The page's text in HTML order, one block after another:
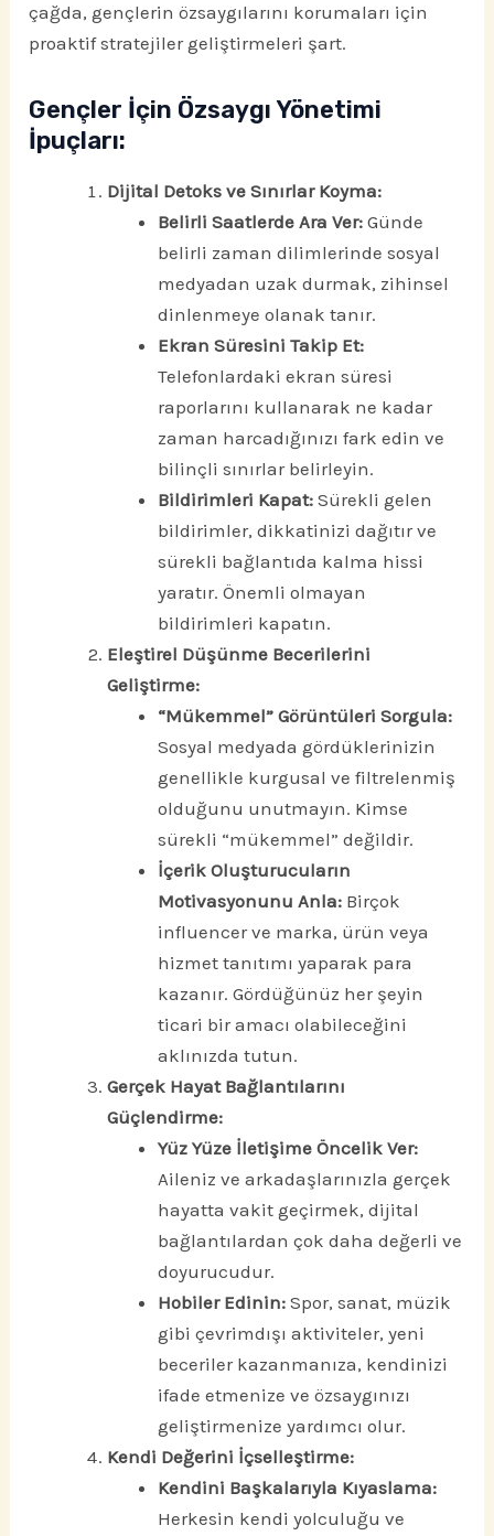
çağda, gençlerin özsaygılarını korumaları için
proaktif stratejiler geliştirmeleri şart.
Gençler İçin Özsaygı Yönetimi
İpuçları:
Dijital Detoks ve Sınırlar Koyma:
Belirli Saatlerde Ara Ver:Günde
belirli zaman dilimlerinde sosyal
medyadan uzak durmak, zihinsel
dinlenmeye olanak tanır.
Ekran Süresini Takip Et:
Telefonlardaki ekran süresi
raporlarını kullanarak ne kadar
zaman harcadığınızı fark edin ve
bilinçli sınırlar belirleyin.
Bildirimleri Kapat:Sürekli gelen
bildirimler, dikkatinizi dağıtır ve
sürekli bağlantıda kalma hissi
yaratır. Önemli olmayan
bildirimleri kapatın.
Eleştirel Düşünme Becerilerini
Geliştirme:
“Mükemmel” Görüntüleri Sorgula:
Sosyal medyada gördüklerinizin
genellikle kurgusal ve filtrelenmiş
olduğunu unutmayın. Kimse
sürekli “mükemmel” değildir.
İçerik Oluşturucuların
Motivasyonunu Anla:Birçok
influencer ve marka, ürün veya
hizmet tanıtımı yaparak para
kazanır. Gördüğünüz her şeyin
ticari bir amacı olabileceğini
aklınızda tutun.
Gerçek Hayat Bağlantılarını
Güçlendirme:
Yüz Yüze İletişime Öncelik Ver:
Aileniz ve arkadaşlarınızla gerçek
hayatta vakit geçirmek, dijital
bağlantılardan çok daha değerli ve
doyurucudur.
Hobiler Edinin:Spor, sanat, müzik
gibi çevrimdışı aktiviteler, yeni
beceriler kazanmanıza, kendinizi
ifade etmenize ve özsaygınızı
geliştirmenize yardımcı olur.
Kendi Değerini İçselleştirme:
Kendini Başkalarıyla Kıyaslama:
Herkesin kendi yolculuğu ve